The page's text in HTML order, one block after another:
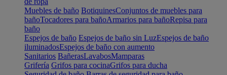
Muebles de baño BotiquinesConjuntos de muebles para
bañoTocadores para bañoArmarios para bañoRepisa para
baño
Espejos de baño Espejos de baño sin LuzEspejos de baño
iluminadosEspejos de baño con aumento
Sanitarios BañerasLavabosMamparas
Grifería Grifos para cocinaGrifos para ducha